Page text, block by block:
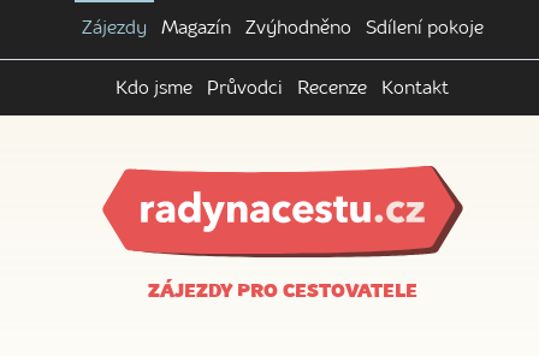
Zájezdy Magazín Zvýhodněno Sdílení pokoje
Kdo jsme Průvodci Recenze Kontakt
ZÁJEZDY PRO CESTOVATELE